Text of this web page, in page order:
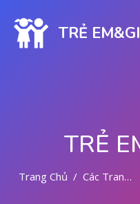
TRẺ
TRẺ
Trang Chủ Các Trang Của Hệ Thống